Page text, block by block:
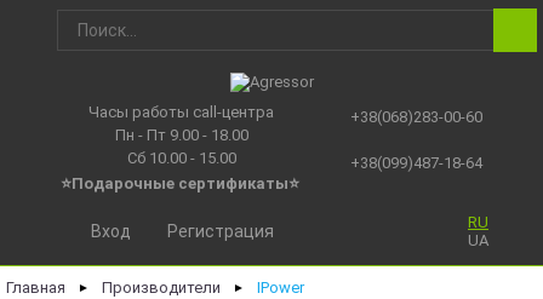
Часы работы call-центра
Пн - Пт 9.00 - 18.00
Сб 10.00 - 15.00
⭐Подарочные сертификаты⭐
+38(068)283-00-60
+38(099)487-18-64
RU
UA
Вход Регистрация
Главная ► Производители ► IPower